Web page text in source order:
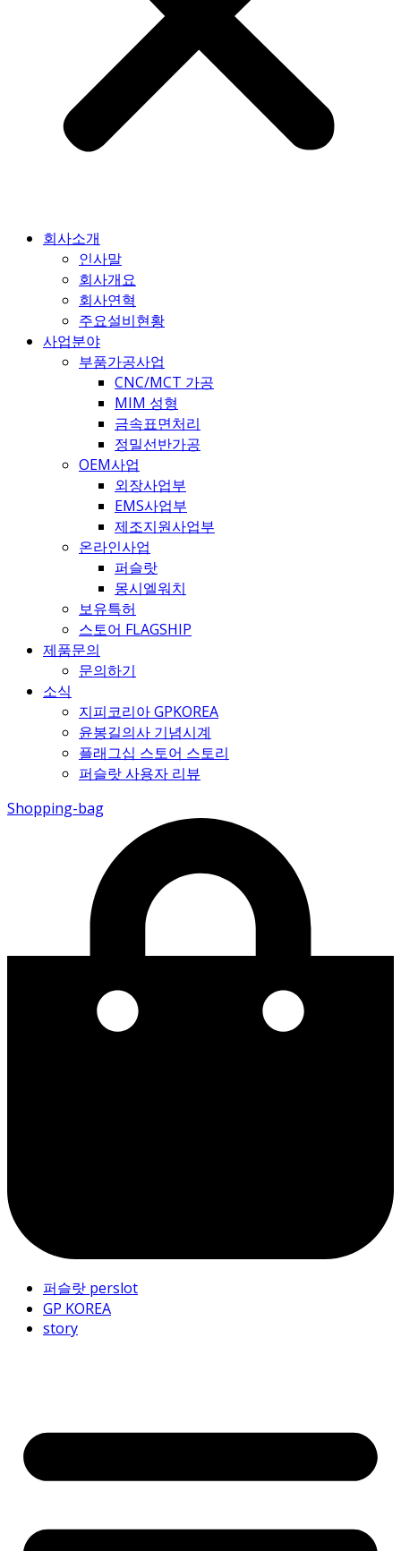
회사소개
인사말
회사개요
회사연혁
주요설비현황
사업분야
부품가공사업
CNC/MCT 가공
MIM 성형
금속표면처리
정밀선반가공
OEM사업
외장사업부
EMS사업부
제조지원사업부
온라인사업
퍼슬랏
몽시엘워치
보유특허
스토어 FLAGSHIP
제품문의
문의하기
소식
지피코리아 GPKOREA
윤봉길의사 기념시계
플래그십 스토어 스토리
퍼슬랏 사용자 리뷰
Shopping-bag
퍼슬랏 perslot
GP KOREA
story